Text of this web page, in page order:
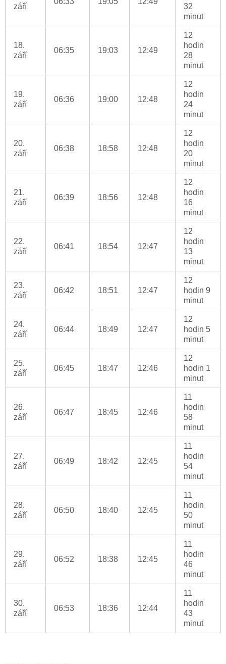
září
32
minut
18.
září
06:35 19:03 12:49
12
hodin
28
minut
19.
září
06:36 19:00 12:48
12
hodin
24
minut
20.
září
06:38 18:58 12:48
12
hodin
20
minut
21.
září
06:39 18:56 12:48
12
hodin
16
minut
22.
září
06:41 18:54 12:47
12
hodin
13
minut
23.
září
06:42 18:51 12:47
12
hodin 9
minut
24.
září
06:44 18:49 12:47
12
hodin 5
minut
25.
září
06:45 18:47 12:46
12
hodin 1
minut
26.
září
06:47 18:45 12:46
11
hodin
58
minut
27.
září
06:49 18:42 12:45
11
hodin
54
minut
28.
září
06:50 18:40 12:45
11
hodin
50
minut
29.
září
06:52 18:38 12:45
11
hodin
46
minut
30.
září
06:53 18:36 12:44
11
hodin
43
minut